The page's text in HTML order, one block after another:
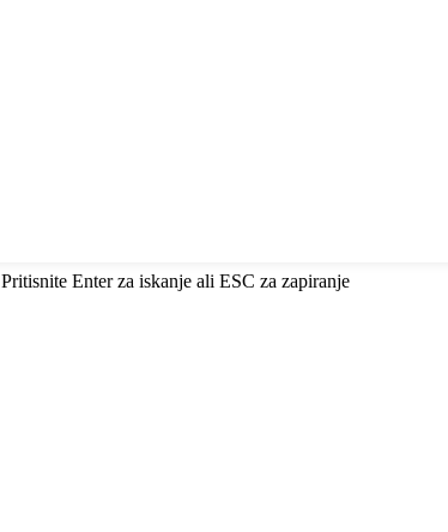
Pritisnite Enter za iskanje ali ESC za zapiranje